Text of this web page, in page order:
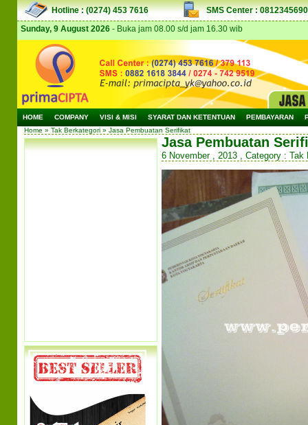
Sunday, 9 August 2026 - Buka jam 08.00 s/d jam 16.30 wib
HOME COMPANY VISI & MISI SYARAT DAN KETENTUAN PEMBAYARAN
Home » Tak Berkategori » Jasa Pembuatan Serifikat
Jasa Pembuatan
6 November , 2013 , Category : Tak
Hotline : (0274) 453 7616 SMS Center :